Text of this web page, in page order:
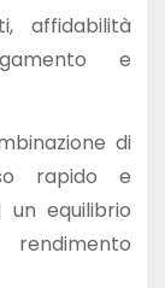
affidabilità
e
di
rapido e
equilibrio